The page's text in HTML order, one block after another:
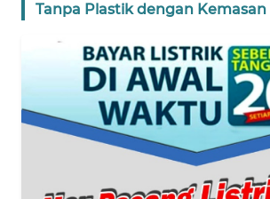
Tanpa Plastik dengan
KEPRI